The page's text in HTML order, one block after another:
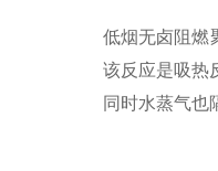
低烟无卤阻燃
该反应是吸热
同时水蒸气也